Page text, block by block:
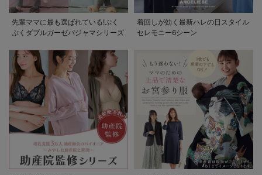
先輩ママに最も選ばれている!ぷく
ぷくダブルガーゼパジャマシリーズ
着回しが効く最新ハレの日スタイル
セレモニー6シーン